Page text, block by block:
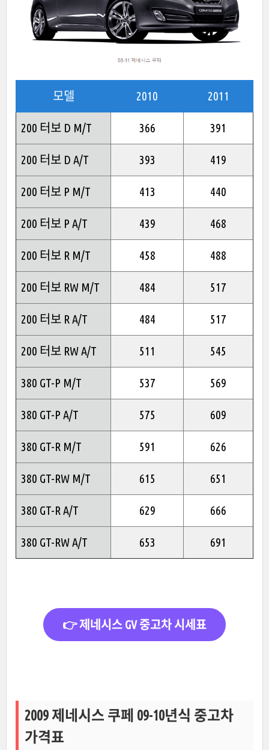
모델 2010 2011
200 터보 D M/T 366 391
200 터보 D A/T 393 419
200 터보 P M/T 413 440
200 터보 P A/T 439 468
200 터보 R M/T 458 488
200 터보 RW M/T 484 517
200 터보 R A/T 484 517
200 터보 RW A/T 511 545
380 GT-P M/T 537 569
380 GT-P A/T 575 609
380 GT-R M/T 591 626
380 GT-RW M/T 615 651
380 GT-R A/T 629 666
380 GT-RW A/T 653 691
👉 제네시스 GV 중고차 시세표
2009 제네시스 쿠페 09-10년식 중고차
가격표